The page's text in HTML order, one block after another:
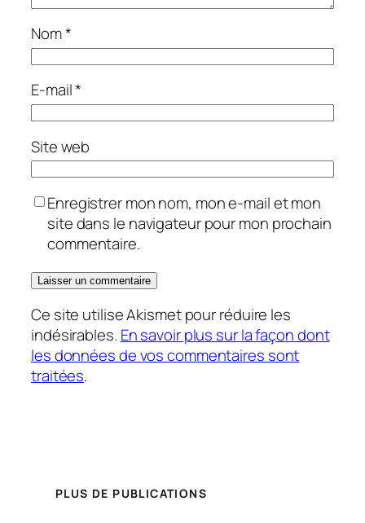
Nom*
E-mail*
Site web
Enregistrer mon nom, mon e-mail et mon
site dans le navigateur pour mon prochain
commentaire.
Ce site utilise Akismet pour réduire les
indésirables. En savoir plus sur la façon dont
les données de vos commentaires sont
traitées.
PLUS DE PUBLICATIONS